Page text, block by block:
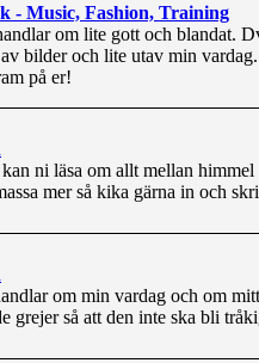
- Music, Fashion, Training
om lite gott och blandat.
bilder och lite utav min
på er!
ni läsa om allt mellan
mer så kika gärna in och
om min vardag och om
grejer så att den inte ska bli